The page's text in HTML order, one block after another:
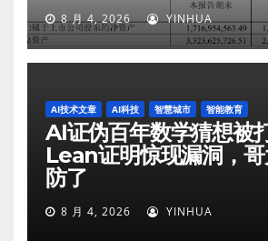
8 月 4, 2026 YINHUA
AI技术文章 AI科技 智慧城市 智能教育
AI证伪百年数学猜想被
Lean证明惊现漏洞，
防了
8 月 4, 2026 YINHUA